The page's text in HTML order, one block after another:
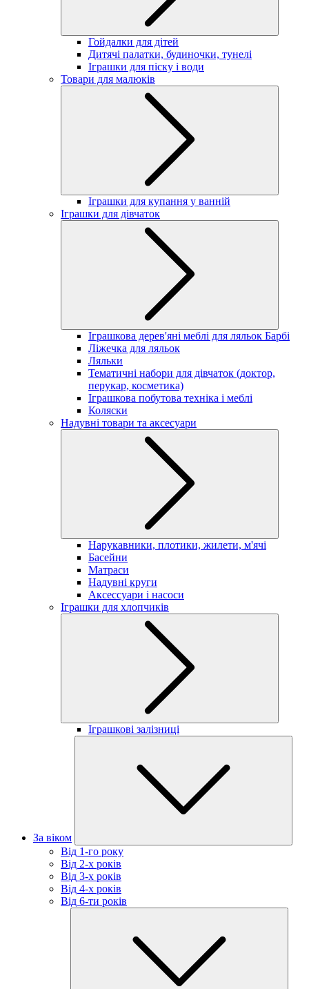
Гойдалки для дітей
Дитячі палатки, будиночки, тунелі
Іграшки для піску і води
Товари для малюків
Іграшки для купання у ванній
Іграшки для дівчаток
Іграшкова дерев'яні меблі для ляльок Барбі
Ліжечка для ляльок
Ляльки
Тематичні набори для дівчаток (доктор,
перукар, косметика)
Іграшкова побутова техніка і меблі
Коляски
Надувні товари та аксесуари
Нарукавники, плотики, жилети, м'ячі
Басейни
Матраси
Надувні круги
Аксессуари і насоси
Іграшки для хлопчиків
Іграшкові залізниці
За віком
Від 1-го року
Від 2-х років
Від 3-х років
Від 4-х років
Від 6-ти років